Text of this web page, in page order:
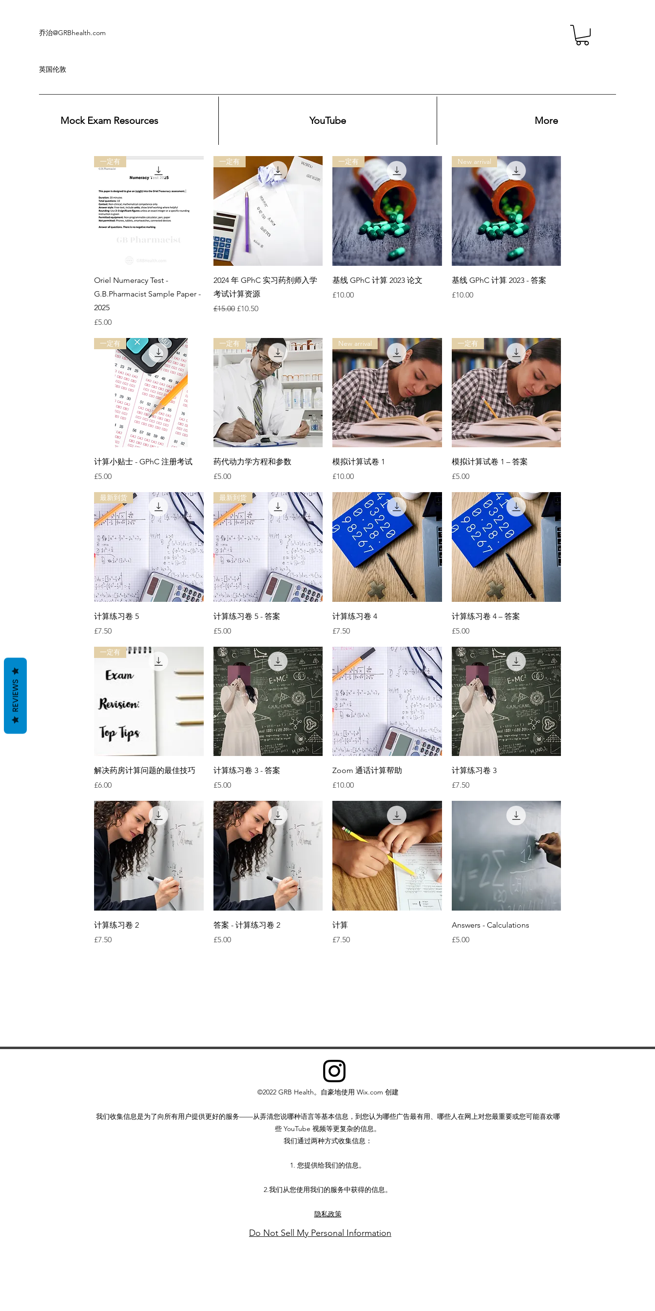
乔治@GRBhealth.com
英国伦敦
Mock Exam Resources YouTube More
快速瀏覽
一定有
Oriel Numeracy Test -
G.B.Pharmacist Sample Paper -
2025
價格
£5.00
快速瀏覽
一定有
2024 年 GPhC 实习药剂师入学
考试计算资源
一般價格
£15.00 促銷價格
£10.50
快速瀏覽
一定有
基线 GPhC 计算 2023 论文
價格
£10.00
快速瀏覽
New arrival
基线 GPhC 计算 2023 - 答案
價格
£10.00
快速瀏覽
一定有
计算小贴士 - GPhC 注册考试
價格
£5.00
快速瀏覽
一定有
药代动力学方程和参数
價格
£5.00
快速瀏覽
New arrival
模拟计算试卷 1
價格
£10.00
快速瀏覽
一定有
模拟计算试卷 1 – 答案
價格
£5.00
快速瀏覽
最新到货
计算练习卷 5
價格
£7.50
快速瀏覽
最新到货
计算练习卷 5 - 答案
價格
£5.00
快速瀏覽
计算练习卷 4
價格
£7.50
快速瀏覽
计算练习卷 4 – 答案
價格
£5.00
快速瀏覽
一定有
解决药房计算问题的最佳技巧
價格
£6.00
快速瀏覽
计算练习卷 3 - 答案
價格
£5.00
快速瀏覽
Zoom 通话计算帮助
價格
£10.00
快速瀏覽
计算练习卷 3
價格
£7.50
快速瀏覽
计算练习卷 2
價格
£7.50
快速瀏覽
答案 - 计算练习卷 2
價格
£5.00
计算
價格
£7.50
快速瀏覽
Answers - Calculations
價格
£5.00
©2022 GRB Health。自豪地使用 Wix.com 创建
我们收集信息是为了向所有用户提供更好的服务——从弄清您说哪种语言等基本信息，到您认为哪些广告最有用、哪些人在网上对您最重要或您可能喜欢哪
些 YouTube 视频等更复杂的信息。
我们通过两种方式收集信息：
1. 您提供给我们的信息。
2.我们从您使用我们的服务中获得的信息。
隐私政策
Do Not Sell My Personal Information
REVIEWS